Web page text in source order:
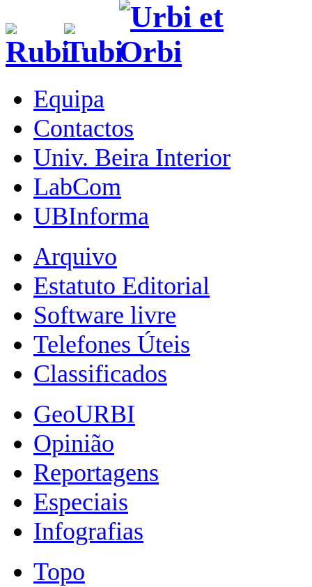
Equipa
Contactos
Univ. Beira Interior
LabCom
UBInforma
Arquivo
Estatuto Editorial
Software livre
Telefones Úteis
Classificados
GeoURBI
Opinião
Reportagens
Especiais
Infografias
Topo